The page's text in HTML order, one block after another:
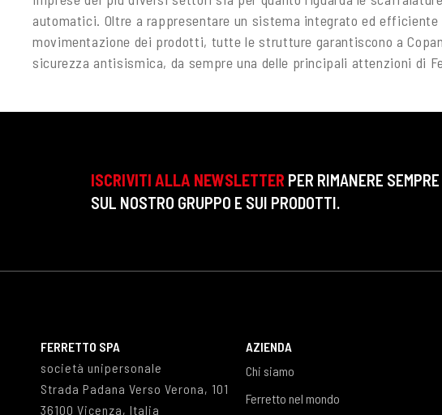
automatici. Oltre a rappresentare un sistema integrato ed
movimentazione dei prodotti, tutte le strutture garantiscono a
sicurezza antisismica, da sempre una delle principali attenzioni di
ISCRIVITI ALLA NEWSLETTER PER RIMANERE
SUL NOSTRO GRUPPO E SUI PRODOTTI.
FERRETTO SPA
società unipersonale
Strada Padana Verso Verona, 101
36100 Vicenza, Italia
AZIENDA
Chi siamo
Ferretto nel mondo